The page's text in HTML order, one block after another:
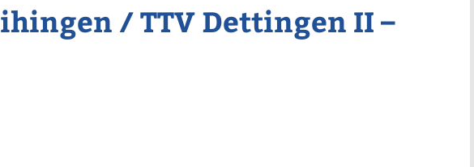
/ TTV Dettingen II –